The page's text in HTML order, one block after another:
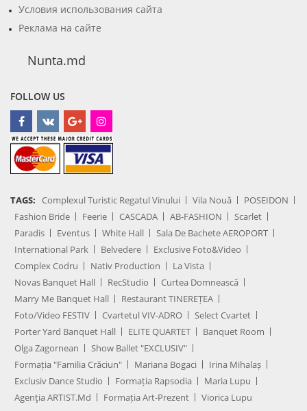
Условия использования сайта
Реклама на сайте
Nunta.md
FOLLOW US
TAGS: Complexul Turistic Regatul Vinului Vila Nouă
POSEIDON
Fashion Bride
Feerie CASCADA AB-FASHION
Scarlet
Paradis
Eventus White Hall
Sala De Bachete AEROPORT
International Park
Belvedere
Exclusive Foto&Video
Complex Codru
Nativ Production
La Vista
Novas Banquet Hall
RecStudio
Curtea Domnească
Marry Me Banquet Hall
Restaurant TINEREȚEA
Foto/Video FESTIV
Cvartetul VIV-ADRO
Select Cvartet
Porter Yard Banquet Hall
ELITE QUARTET
Banquet Room
Olga Zagornean
Show Ballet "EXCLUSIV"
Formația "Familia Crăciun"
Mariana Bogaci
Irina Mihalaș
Exclusiv Dance Studio
Formația Rapsodia
Maria Lupu
Agenţia ARTIST.md
Formația Art-Prezent Viorica Lupu